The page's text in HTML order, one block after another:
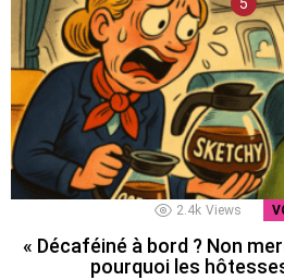
2.4k Views
« Décaféiné à bord ? Non
pourquoi les